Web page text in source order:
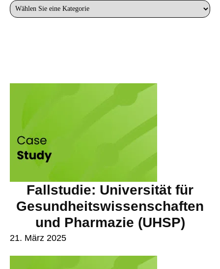
Fallstudie: Universität für
Gesundheitswissenschaften
und Pharmazie (UHSP)
21. März 2025